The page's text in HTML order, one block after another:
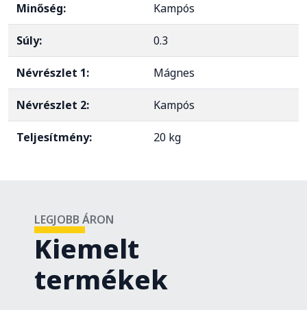
Minőség: Kampós
Súly: 0.3
Névrészlet 1: Mágnes
Névrészlet 2: Kampós
Teljesítmény: 20 kg
LEGJOBB ÁRON
Kiemelt
termékek